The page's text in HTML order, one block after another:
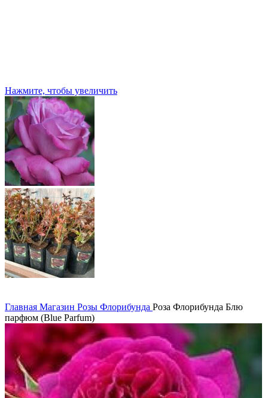
Нажмите, чтобы увеличить
Главная Магазин Розы Флорибунда Роза Флорибунда Блю
парфюм (Blue Parfum)